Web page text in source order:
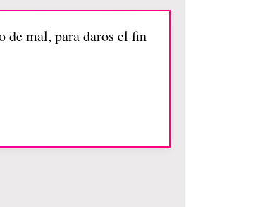
de mal, para daros el fin